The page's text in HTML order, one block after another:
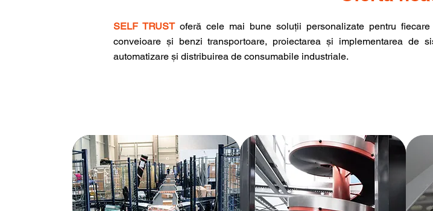
SELF TRUSToferă cele mai bune soluții personalizate pentru
conveioare și benzi transportoare, proiectarea și implementarea de
automatizare și distribuirea de consumabile industriale.